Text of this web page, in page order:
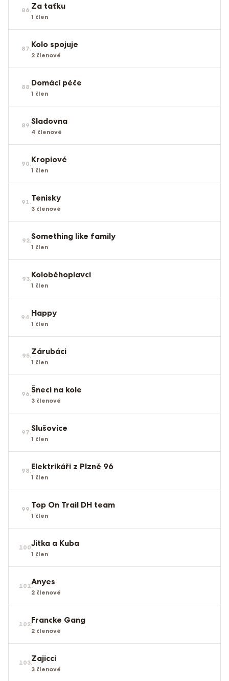
86.Za taťku
1 člen
87.Kolo spojuje
2 členové
88.Domácí péče
1 člen
89.Sladovna
4 členové
90.Kropiové
1 člen
91.Tenisky
3 členové
92.Something like family
1 člen
93.Koloběhoplavci
1 člen
94.Happy
1 člen
95.Zárubáci
1 člen
96.Šneci na kole
3 členové
97.Slušovice
1 člen
98.Elektrikáři z Plzně 96
1 člen
99.Top On Trail DH team
1 člen
100.Jitka a Kuba
1 člen
101.Anyes
2 členové
102.Francke Gang
2 členové
103.Zajicci
3 členové